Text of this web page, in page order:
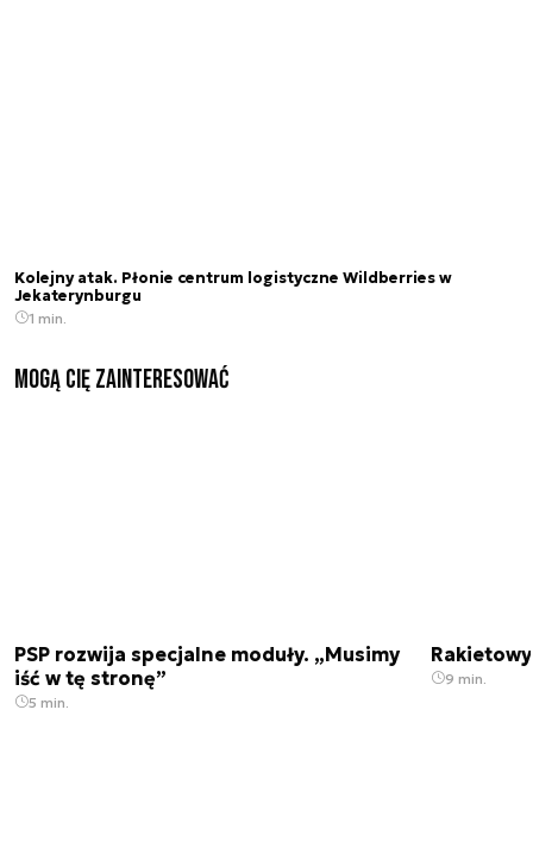
Kolejny atak. Płonie centrum logistyczne Wildberries w
Jekaterynburgu
1 min.
Mogą Cię zainteresować
PSP rozwija specjalne moduły. „Musimy
iść w tę stronę”
5 min.
9 min.